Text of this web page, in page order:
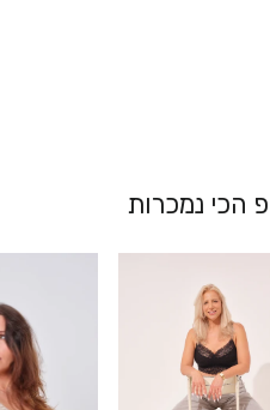
הכי נמכרות